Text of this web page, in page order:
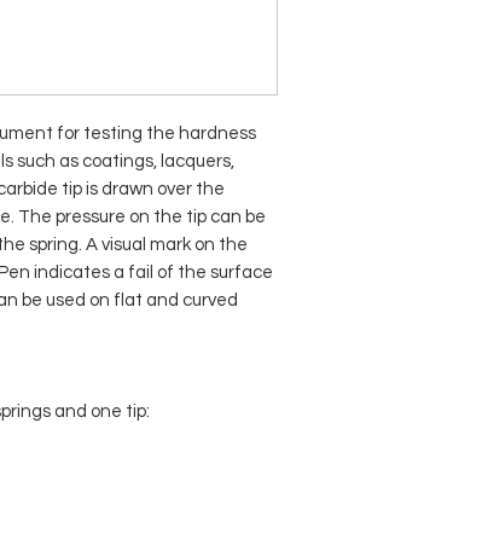
for testing the hardness
such as coatings, lacquers,
tip is drawn over the
The pressure on the tip can be
spring. A visual mark on the
indicates a fail of the surface
be used on flat and curved
and one tip: